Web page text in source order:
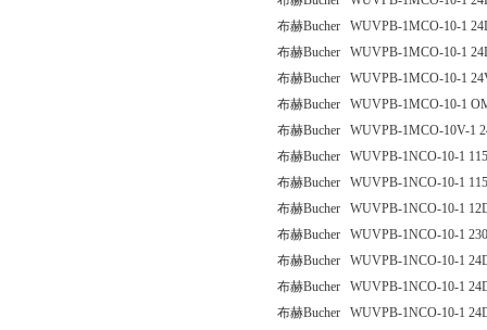
布赫Bucher WUVPB-1MCO-10-1
布赫Bucher WUVPB-1MCO-10-1
布赫Bucher WUVPB-1MCO-10-1
布赫Bucher WUVPB-1MCO-10-1
布赫Bucher WUVPB-1MCO-10V-1
布赫Bucher WUVPB-1NCO-10-1
布赫Bucher WUVPB-1NCO-10-1
布赫Bucher WUVPB-1NCO-10-1
布赫Bucher WUVPB-1NCO-10-1
布赫Bucher WUVPB-1NCO-10-1
布赫Bucher WUVPB-1NCO-10-1
布赫Bucher WUVPB-1NCO-10-1